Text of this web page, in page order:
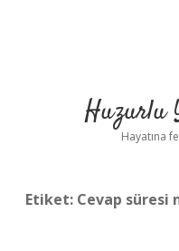
Huzurlu
Hayatına
Etiket: Cevap süresi